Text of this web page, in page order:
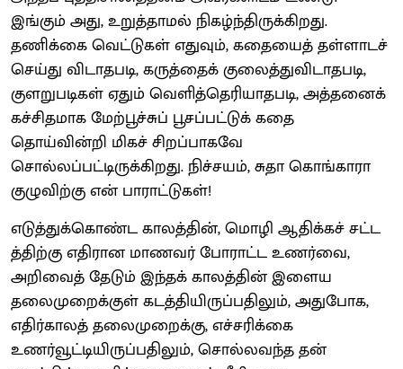
இங்கும் அது, உறுத்தாமல் நிகழ்ந்திருக்கிறது.
தணிக்கை வெட்டுகள் எதுவும், கதையைத் தள்ளாடச்
செய்து விடாதபடி, கருத்தைக் குலைத்துவிடாதபடி,
குளறுபடிகள் ஏதும் வெளித்தெரியாதபடி, அத்தனைக்
கச்சிதமாக மேற்பூச்சுப் பூசப்பட்டுக் கதை
தொய்வின்றி மிகச் சிறப்பாகவே
சொல்லப்பட்டிருக்கிறது. நிச்சயம், சுதா கொங்காரா
குழுவிற்கு என் பாராட்டுகள்!
எடுத்துக்கொண்ட காலத்தின், மொழி ஆதிக்கச் சட்ட
த்திற்கு எதிரான மாணவர் போராட்ட உணர்வை,
அறிவைத் தேடும் இந்தக் காலத்தின் இளைய
தலைமுறைக்குள் கடத்தியிருப்பதிலும், அதுபோக,
எதிர்காலத் தலைமுறைக்கு, எச்சரிக்கை
உணர்வூட்டியிருப்பதிலும், சொல்லவந்த தன்